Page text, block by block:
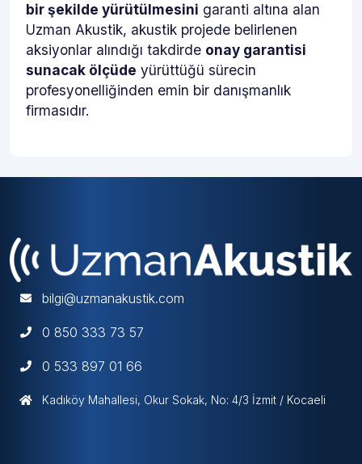
bir şekilde yürütülmesini garanti altına alan
Uzman Akustik, akustik projede belirlenen
aksiyonlar alındığı takdirde onay garantisi
sunacak ölçüde yürüttüğü sürecin
profesyonelliğinden emin bir danışmanlık
firmasıdır.
bilgi@uzmanakustik.com
0 850 333 73 57
0 533 897 01 66
Kadıköy Mahallesi, Okur Sokak, No: 4/3 İzmit / Kocaeli